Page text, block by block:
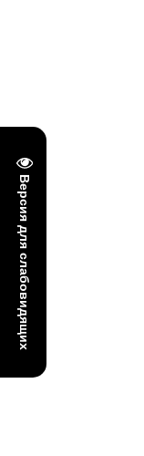
Версия для слабовидящих